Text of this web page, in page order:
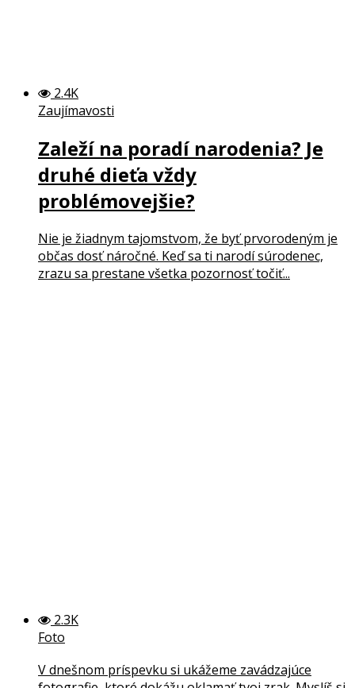
2.4K
Zaujímavosti
Zaleží na poradí narodenia? Je
druhé dieťa vždy
problémovejšie?
Nie je žiadnym tajomstvom, že byť prvorodeným je
občas dosť náročné. Keď sa ti narodí súrodenec,
zrazu sa prestane všetka pozornosť točiť...
2.3K
Foto
V dnešnom príspevku si ukážeme zavádzajúce